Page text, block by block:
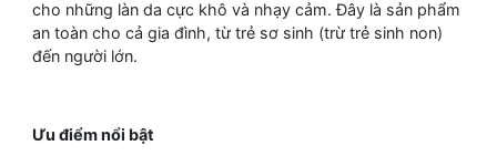
cho những làn da cực khô và nhạy cảm. Đây là sản phẩm
an toàn cho cả gia đình, từ trẻ sơ sinh (trừ trẻ sinh non)
đến người lớn.
Ưu điểm nổi bật